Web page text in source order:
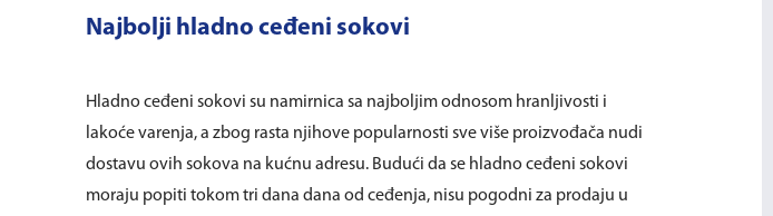
Najbolji hladno ceđeni sokovi
Hladno ceđeni sokovi su namirnica sa najboljim odnosom hranljivosti i
lakoće varenja, a zbog rasta njihove popularnosti sve više proizvođača nudi
dostavu ovih sokova na kućnu adresu. Budući da se hladno ceđeni sokovi
moraju popiti tokom tri dana dana od ceđenja, nisu pogodni za prodaju u